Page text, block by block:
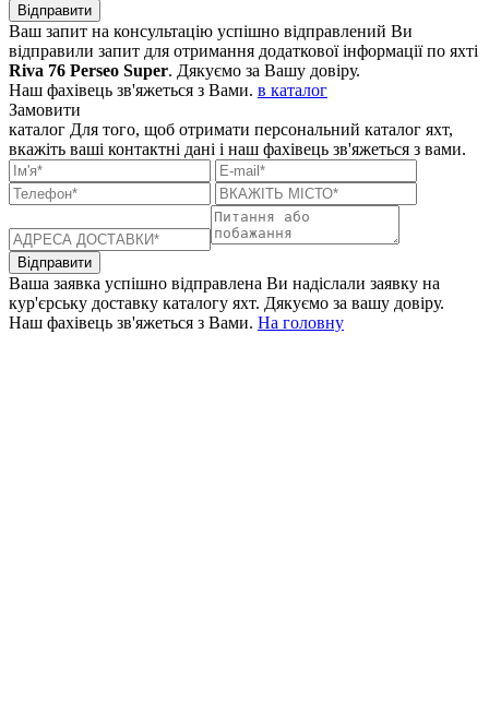
Відправити
Ваш запит на консультацію успішно відправлений Ви
відправили запит для отримання додаткової інформації по яхті
Riva 76 Perseo Super. Дякуємо за Вашу довіру.
Наш фахівець зв'яжеться з Вами. в каталог
Замовити
каталог Для того, щоб отримати персональний каталог яхт,
вкажіть ваші контактні дані і наш фахівець зв'яжеться з вами.
Відправити
Ваша заявка успішно відправлена Ви надіслали заявку на
кур'єрську доставку каталогу яхт. Дякуємо за вашу довіру.
Наш фахівець зв'яжеться з Вами. На головну